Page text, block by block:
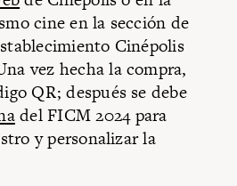
cine en la sección de
Cinépolis
vez hecha la compra,
QR; después se debe
del FICM 2024 para
y personalizar la